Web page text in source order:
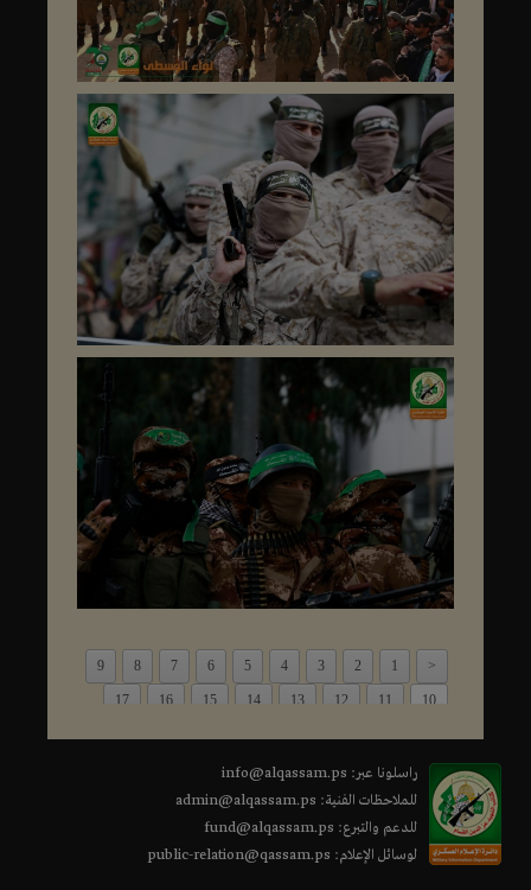
<
1
2
3
4
5
6
7
8
9
10
11
12
13
14
15
16
17
راسلونا عبر: info@alqassam.ps
للملاحظات الفنية: admin@alqassam.ps
للدعم والتبرع: fund@alqassam.ps
لوسائل الإعلام: public-relation@qassam.ps